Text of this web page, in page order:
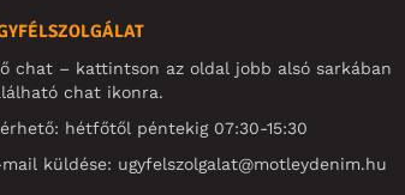
chat – kattintson az oldal jobb alsó sarkában
chat ikonra.
hétfőtől péntekig 07:30-15:30
mail küldése: ugyfelszolgalat@motleydenim.hu